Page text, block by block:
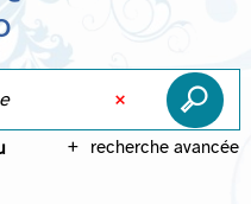
recherche avancée